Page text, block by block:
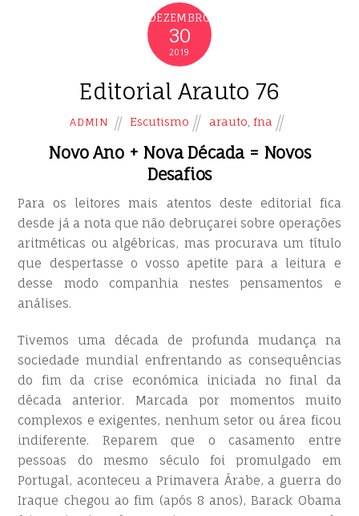
DEZEMBRO
30
2019
Editorial Arauto 76
ADMIN Escutismo arauto fna
Novo Ano + Nova Década = Novos
Desafios
Para os leitores mais atentos deste editorial fica
desde já a nota que não debruçarei sobre operações
aritméticas ou algébricas, mas procurava um título
que despertasse o vosso apetite para a leitura e
desse modo companhia nestes pensamentos e
análises.
Tivemos uma década de profunda mudança na
sociedade mundial enfrentando as consequências
do fim da crise económica iniciada no final da
década anterior. Marcada por momentos muito
complexos e exigentes, nenhum setor ou área ficou
indiferente. Reparem que o casamento entre
pessoas do mesmo século foi promulgado em
Portugal, aconteceu a Primavera Árabe, a guerra do
Iraque chegou ao fim (após 8 anos), Barack Obama